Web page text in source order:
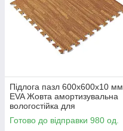
Підлога пазл 600x600x10 мм
EVA Жовта амортизувальна
вологостійка для
дому,Модульне підлогове
покриття для дитячої
Готово до відправки 980 од.